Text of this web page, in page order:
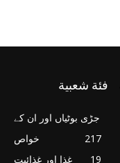
فئة شعبية
جڑی بوٹیاں اور ان کے
خواص
217
غذا اور غذائیت
19